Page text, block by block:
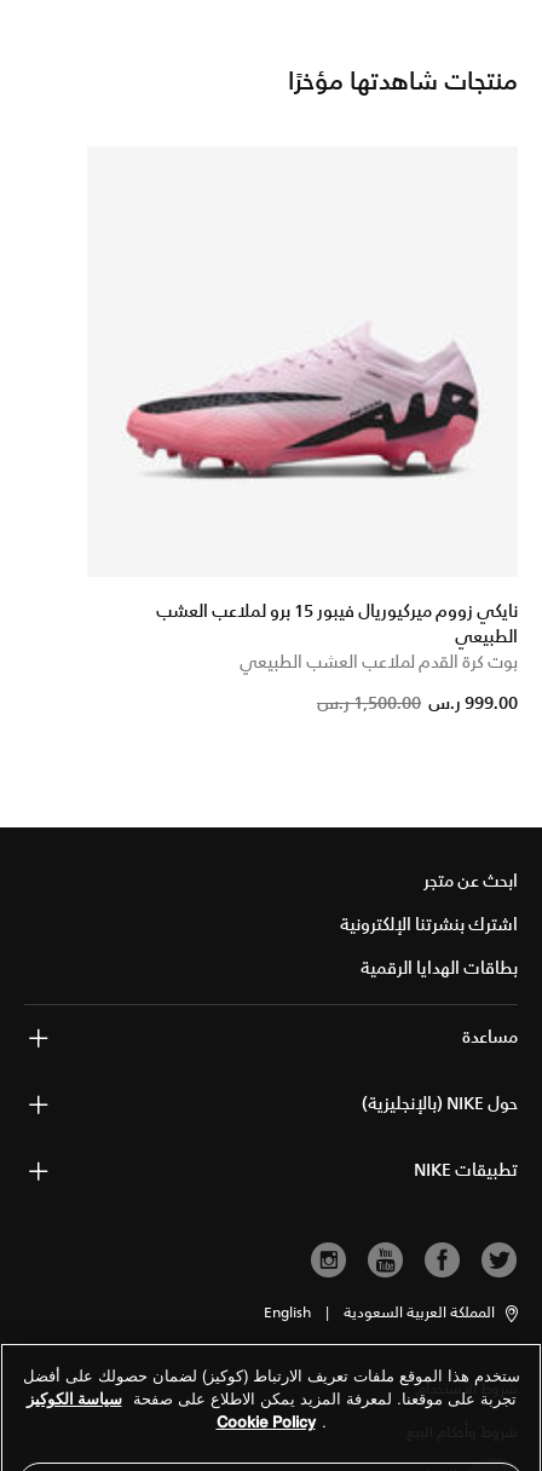
منتجات شاهدتها مؤخرًا
نايكي زووم ميركيوريال فيبور 15 برو لملاعب العشب
الطبيعي
بوت كرة القدم لملاعب العشب الطبيعي
Price reduced from
1,500.00 ر.س 999.00 ر.س
ابحث عن متجر
اشترك بنشرتنا الإلكترونية
بطاقات الهدايا الرقمية
مساعدة
حول NIKE (بالإنجليزية)
تطبيقات NIKE
المملكة العربية السعودية |
English
شروط الاستخدام
ستخدم هذا الموقع ملفات تعريف الارتباط (كوكيز) لضمان حصولك على أفضل
تجربة على موقعنا. لمعرفة المزيد يمكن الاطلاع على صفحة سياسة الكوكيز
.
Cookie Policy